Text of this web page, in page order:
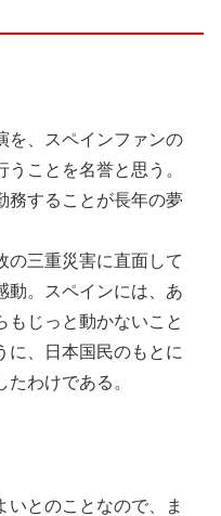
を、スペインファンの
ことを名誉と思う。
務することが長年の夢
の三重災害に直面して
動。スペインには、あ
もじっと動かないこと
に、日本国民のもとに
わけである。
いとのことなので、ま